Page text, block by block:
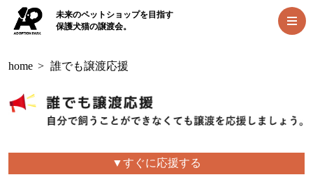
未来のペットショップを目指す
保護犬猫の譲渡会。
home > 誰でも譲渡応援
▼すぐに応援する